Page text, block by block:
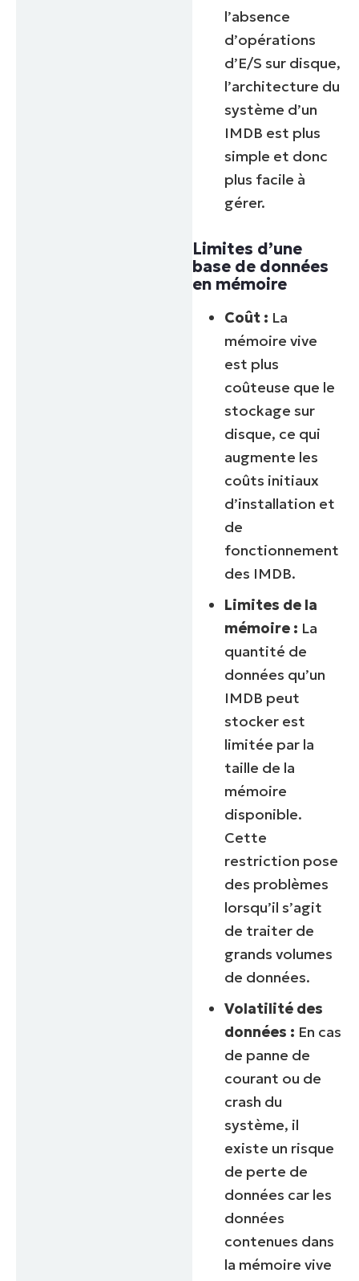
l’absence
d’opérations
d’E/S sur disque,
l’architecture du
système d’un
IMDB est plus
simple et donc
plus facile à
gérer.
Limites d’une
base de données
en mémoire
Coût : La
mémoire vive
est plus
coûteuse que le
stockage sur
disque, ce qui
augmente les
coûts initiaux
d’installation et
de
fonctionnement
des IMDB.
Limites de la
mémoire : La
quantité de
données qu’un
IMDB peut
stocker est
limitée par la
taille de la
mémoire
disponible.
Cette
restriction pose
des problèmes
lorsqu’il s’agit
de traiter de
grands volumes
de données.
Volatilité des
données : En cas
de panne de
courant ou de
crash du
système, il
existe un risque
de perte de
données car les
données
contenues dans
la mémoire vive
Commencez votre essai de 14 jours
Pas de carte de crédit requise, accès complet à
toutes les fonctionnalités.